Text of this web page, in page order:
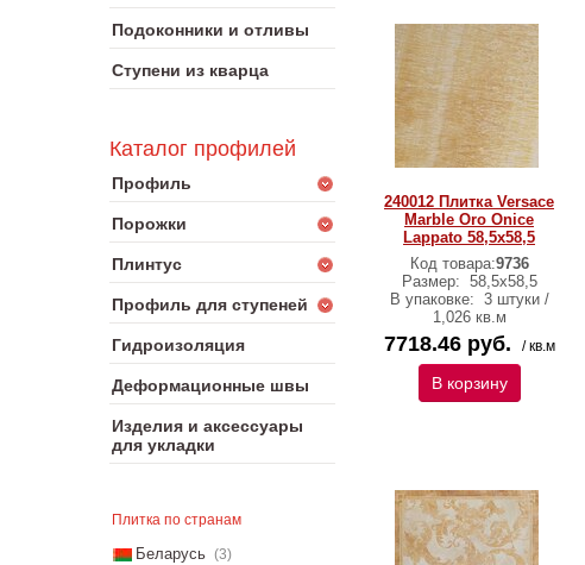
Подоконники и отливы
Ступени из кварца
Каталог профилей
Профиль
Порожки
Плинтус
Профиль для ступеней
Гидроизоляция
Деформационные швы
Изделия и аксессуары
для укладки
Плитка по странам
Беларусь (3)
240012 Плитка Versace
Marble Oro Onice
Lappato 58,5х58,5
Код товара:9736
Размер: 58,5х58,5
В упаковке: 3 штуки /
1,026 кв.м
7718.46 руб. / кв.м
В корзину